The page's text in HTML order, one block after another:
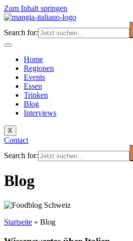
Zum Inhalt springen
Search for:
Home
Regionen
Events
Essen
Trinken
Blog
Interviews
X
Contact
Search for:
Blog
Startseite » Blog